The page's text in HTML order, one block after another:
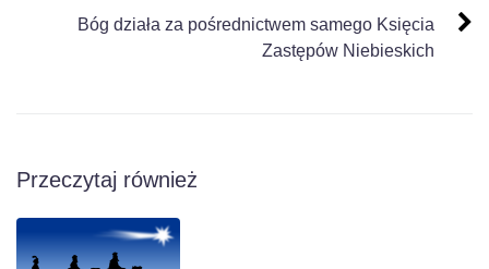
Bóg działa za pośrednictwem samego Księcia
Zastępów Niebieskich
Przeczytaj również